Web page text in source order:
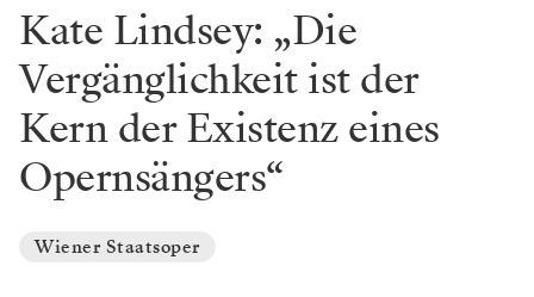
Kate Lindsey: „Die
Vergänglichkeit ist der
Kern der Existenz eines
Opernsängers“
Wiener Staatsoper